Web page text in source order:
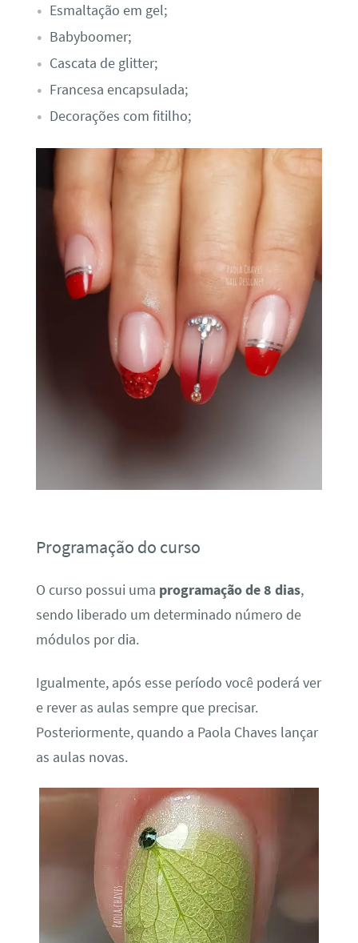
Esmaltação em gel;
Babyboomer;
Cascata de glitter;
Francesa encapsulada;
Decorações com fitilho;
Programação do curso
O curso possui uma programação de 8 dias,
sendo liberado um determinado número de
módulos por dia.
Igualmente, após esse período você poderá ver
e rever as aulas sempre que precisar.
Posteriormente, quando a Paola Chaves lançar
as aulas novas.